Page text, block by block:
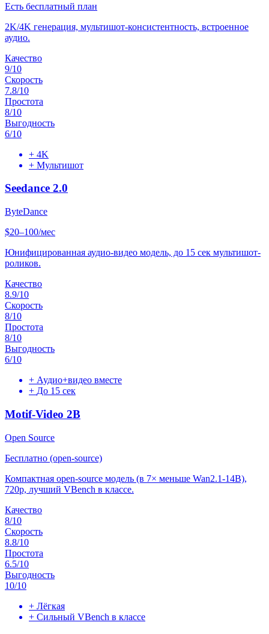
Есть бесплатный план
2K/4K генерация, мультишот-консистентность, встроенное
аудио.
Качество
9/10
Скорость
7.8/10
Простота
8/10
Выгодность
6/10
+ 4K
+ Мультишот
Seedance 2.0
ByteDance
$20–100/мес
Юнифицированная аудио-видео модель, до 15 сек мультишот-
роликов.
Качество
8.9/10
Скорость
8/10
Простота
8/10
Выгодность
6/10
+ Аудио+видео вместе
+ До 15 сек
Motif-Video 2B
Open Source
Бесплатно (open-source)
Компактная open-source модель (в 7× меньше Wan2.1-14B),
720p, лучший VBench в классе.
Качество
8/10
Скорость
8.8/10
Простота
6.5/10
Выгодность
10/10
+ Лёгкая
+ Сильный VBench в классе